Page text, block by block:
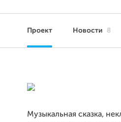
Проект Новости 8
Музыкальная сказка,